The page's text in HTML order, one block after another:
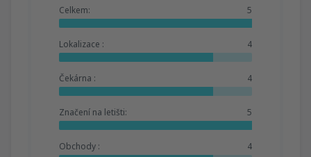
Celkem: 5
Lokalizace : 4
Čekárna : 4
Značení na letišti: 5
Obchody : 4